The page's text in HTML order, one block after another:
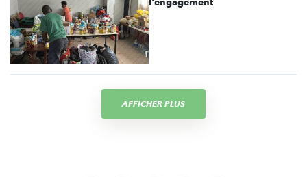
AFFICHER PLUS